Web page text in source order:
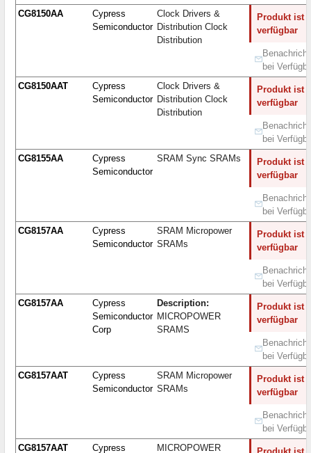
CG8150AA
Cypress
Semiconductor
Clock Drivers &
Distribution Clock
Distribution
Produkt ist
verfügbar
bei
CG8150AAT
Cypress
Semiconductor
Clock Drivers &
Distribution Clock
Distribution
Produkt ist
verfügbar
bei
CG8155AA
Cypress
Semiconductor
SRAM Sync SRAMs
Produkt ist
verfügbar
bei
CG8157AA
Cypress
Semiconductor
SRAM Micropower
SRAMs
Produkt ist
verfügbar
bei
CG8157AA
Cypress
Semiconductor
Corp
Description:
MICROPOWER
SRAMS
Produkt ist
verfügbar
bei
CG8157AAT
Cypress
Semiconductor
SRAM Micropower
SRAMs
Produkt ist
verfügbar
bei
CG8157AAT
Cypress MICROPOWER